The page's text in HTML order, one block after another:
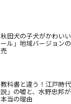
秋田犬の子犬がかわい
ール」地域バージョン
売
教科書と違う！江戸時
説」の嘘と、水野忠邦
本当の理由